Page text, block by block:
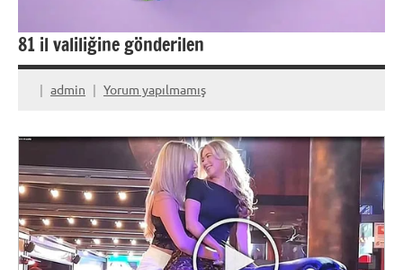
81 il valiliğine gönderilen
admin Yorum yapılmamış